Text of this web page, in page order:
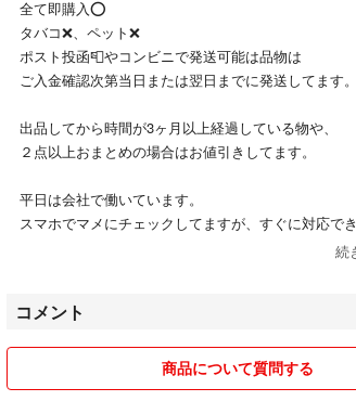
全て即購入⭕️
タバコ❌、ペット❌
ポスト投函📮やコンビニで発送可能は品物は
ご入金確認次第当日または翌日までに発送してます。
出品してから時間が3ヶ月以上経過している物や、
２点以上おまとめの場合はお値引きしてます。
平日は会社で働いています。
スマホでマメにチェックしてますが、すぐに対応で
続
コメント
商品について質問する